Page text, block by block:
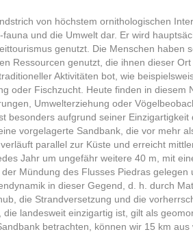
von höchstem ornithologischen
fauna und die Umwelt dar. Er wird
genutzt. Die Menschen haben
Ressourcen genutzt, die ihnen dieser
Aktivitäten bot, wie
oder Fischzucht. Heute finden in diesem
Umwelterziehung oder
besonders aufgrund seiner
vorgelagerte Sandbank, die vor mehr
parallel zur Küste und erreicht
Jahr um ungefähr weitere 40 m, mit
Mündung des Flusses Piedras
in dieser Gegend, d. h. durch
die Strandversetzung und die
die landesweit einzigartig ist, gilt als
betrachten, können wir 15 km